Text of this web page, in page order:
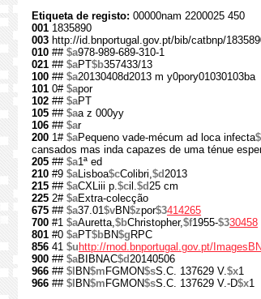
Etiqueta de registo: 00000nam 2200025 450
001 1835890
003 http://id.bnportugal.gov.pt/bib/catbnp/
010 ## $a978-989-689-310-1
021 ## $aPT$b357433/13
100 ## $a20130408d2013 m y0pory01030103ba
101 0# $apor
102 ## $aPT
105 ## $aa z 000yy
106 ## $ar
200 1# $aPequeno vade-mécum ad loca infecta
cansados mas inda capazes de uma ténue
205 ## $a1ª ed
210 #9 $aLisboa$cColibri,$d2013
215 ## $aCXLiii p.$cil.$d25 cm
225 2# $aExtra-colecção
675 ## $a37.01$vBN$zpor$3414265
700 #1 $aAuretta,$bChristopher,$f1955-$330458
801 #0 $aPT$bBN$g RPC
856 41 $u http://rnod.bnportugal.gov.pt/
900 ## $aBIBNAC$d20140506
966 ## $l BN$m FGMON$sS.C. 137629 V.$x1
966 ## $l BN$m FGMON$sS.C. 137629 V.-D$x1